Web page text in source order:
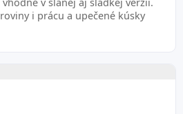
v slanej aj sladkej verzii.
i prácu a upečené kúsky